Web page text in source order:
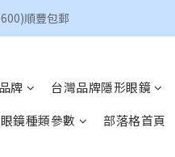
順豐包郵
順豐包郵
順豐包郵
牌
台灣品牌隱形眼鏡
鏡種類參數 部落格首頁